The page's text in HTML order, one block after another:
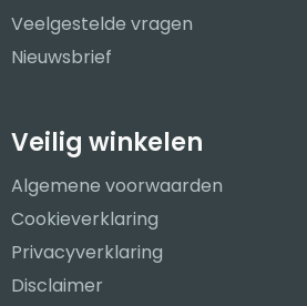
Veelgestelde vragen
Nieuwsbrief
Veilig winkelen
Algemene voorwaarden
Cookieverklaring
Privacyverklaring
Disclaimer